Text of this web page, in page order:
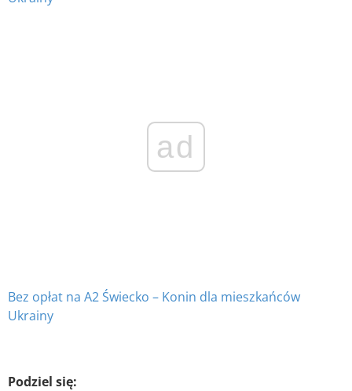
ad
Bez opłat na A2 Świecko – Konin dla mieszkańców
Ukrainy
Podziel się: